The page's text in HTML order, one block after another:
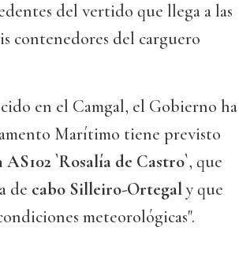
del vertido que llega a las
contenedores del carguero
en el Camgal, el Gobierno ha
Marítimo tiene previsto
AS102 `Rosalía de Castro`, que
de cabo Silleiro-Ortegaly que
meteorológicas".